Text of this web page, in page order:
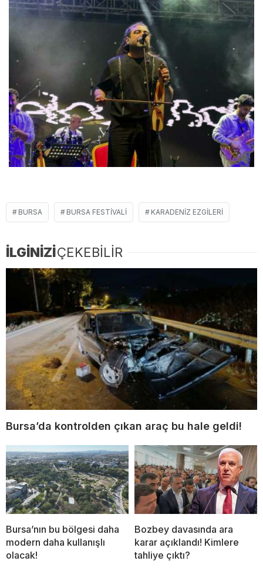
BURSA BURSA FESTIVALI KARADENIZ EZGILERI
İLGİNİZİÇEKEBİLİR
Bursa’da kontrolden çıkan araç bu hale geldi!
Bursa’nın bu bölgesi daha
modern daha kullanışlı
olacak!
Bozbey davasında ara
karar açıklandı! Kimlere
tahliye çıktı?